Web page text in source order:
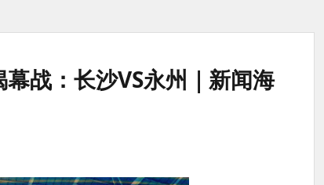
战：长沙VS永州｜新闻海